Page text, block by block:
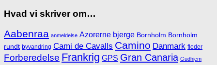
Hvad vi skriver om…
Aabenraa anmeldelse Azorerne bjerge Bornholm Bornholm
rundt byvandring Cami de Cavalls Camino Danmark floder
Forberedelse Frankrig GPS Gran Canaria Gudhjem